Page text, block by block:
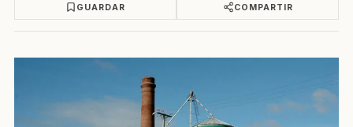
GUARDAR COMPARTIR